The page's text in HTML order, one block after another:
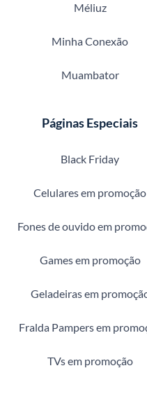
Méliuz
Minha Conexão
Muambator
Páginas Especiais
Black Friday
Celulares em promoção
Fones de ouvido em
Games em promoção
Geladeiras em
Fralda Pampers em
TVs em promoção